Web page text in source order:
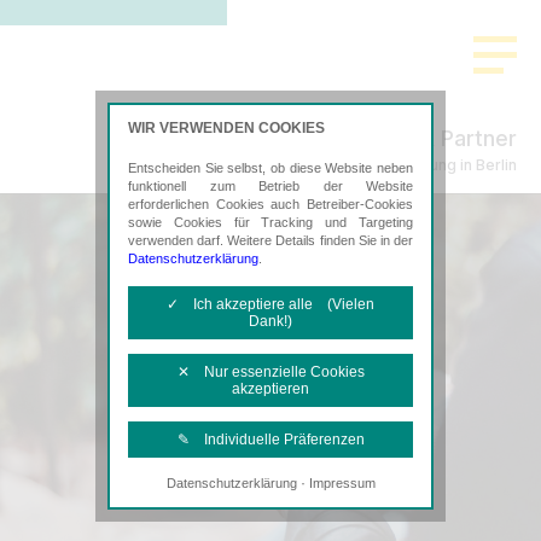
Küpper & Partner
Steuerberatung in Berlin
WIR VERWENDEN COOKIES
Entscheiden Sie selbst, ob diese Website neben
funktionell zum Betrieb der Website
erforderlichen Cookies auch Betreiber-Cookies
sowie Cookies für Tracking und Targeting
verwenden darf. Weitere Details finden Sie in der
Datenschutzerklärung
✓ Ich akzeptiere alle (Vielen
Dank!)
✕ Nur essenzielle Cookies
akzeptieren
✎ Individuelle Präferenzen
Notwendige Cookies
Diese Cookies sind erforderlich, um die
Datenschutzerklärung· Impressum